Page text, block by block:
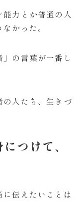
力とか普通の人
かった。
の言葉が一番し
の人たち、生きづ
つけて、
伝えたいことは